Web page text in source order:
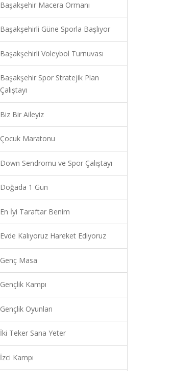
Başakşehir Macera Ormanı
Başakşehirli Güne Sporla Başlıyor
Başakşehirli Voleybol Turnuvası
Başakşehir Spor Stratejik Plan
Çalıştayı
Biz Bir Aileyiz
Çocuk Maratonu
Down Sendromu ve Spor Çalıştayı
Doğada 1 Gün
En İyi Taraftar Benim
Evde Kalıyoruz Hareket Ediyoruz
Genç Masa
Gençlik Kampı
Gençlik Oyunları
İki Teker Sana Yeter
İzci Kampı